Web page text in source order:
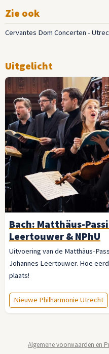
Zie ook
Cervantes Dom Concerten -
Uitgelicht
Bach: Matthäus-
Leertouwer & NPhU
Uitvoering van de Matthäus-
Johannes Leertouwer. Hoe
plaats!
Nieuwe Philharmonie Utrecht
Algemene voorwaarden en